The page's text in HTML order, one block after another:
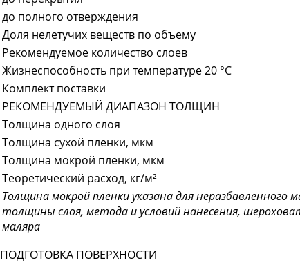
до полного отверждения
Доля нелетучих веществ по объему
Рекомендуемое количество слоев
Жизнеспособность при температуре 20 °С
Комплект поставки
РЕКОМЕНДУЕМЫЙ ДИАПАЗОН ТОЛЩИН
Толщина одного слоя
Толщина сухой пленки, мкм
Толщина мокрой пленки, мкм
Теоретический расход, кг/м²
Толщина мокрой пленки указана для неразбавленного
толщины слоя, метода и условий нанесения,
маляра
ПОДГОТОВКА ПОВЕРХНОСТИ